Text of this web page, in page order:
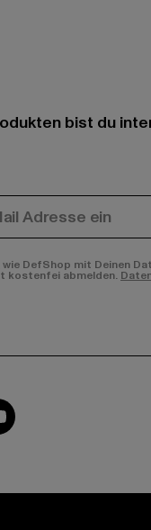
bist du
DefShop mit Deinen
kostenfei abmelden.
page:
our Facebook page:
Visit our YouTube